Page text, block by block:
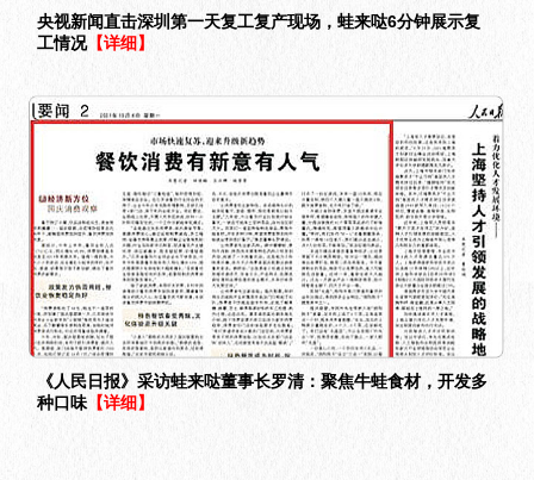
央视新闻直击深圳第一天复工复产现场，蛙来哒6分钟展示复
工情况【详细】
《人民日报》采访蛙来哒董事长罗清：聚焦牛蛙食材，开发多
种口味 【详细】